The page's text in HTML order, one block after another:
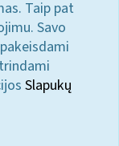
Taip pat
Savo
Slapukų